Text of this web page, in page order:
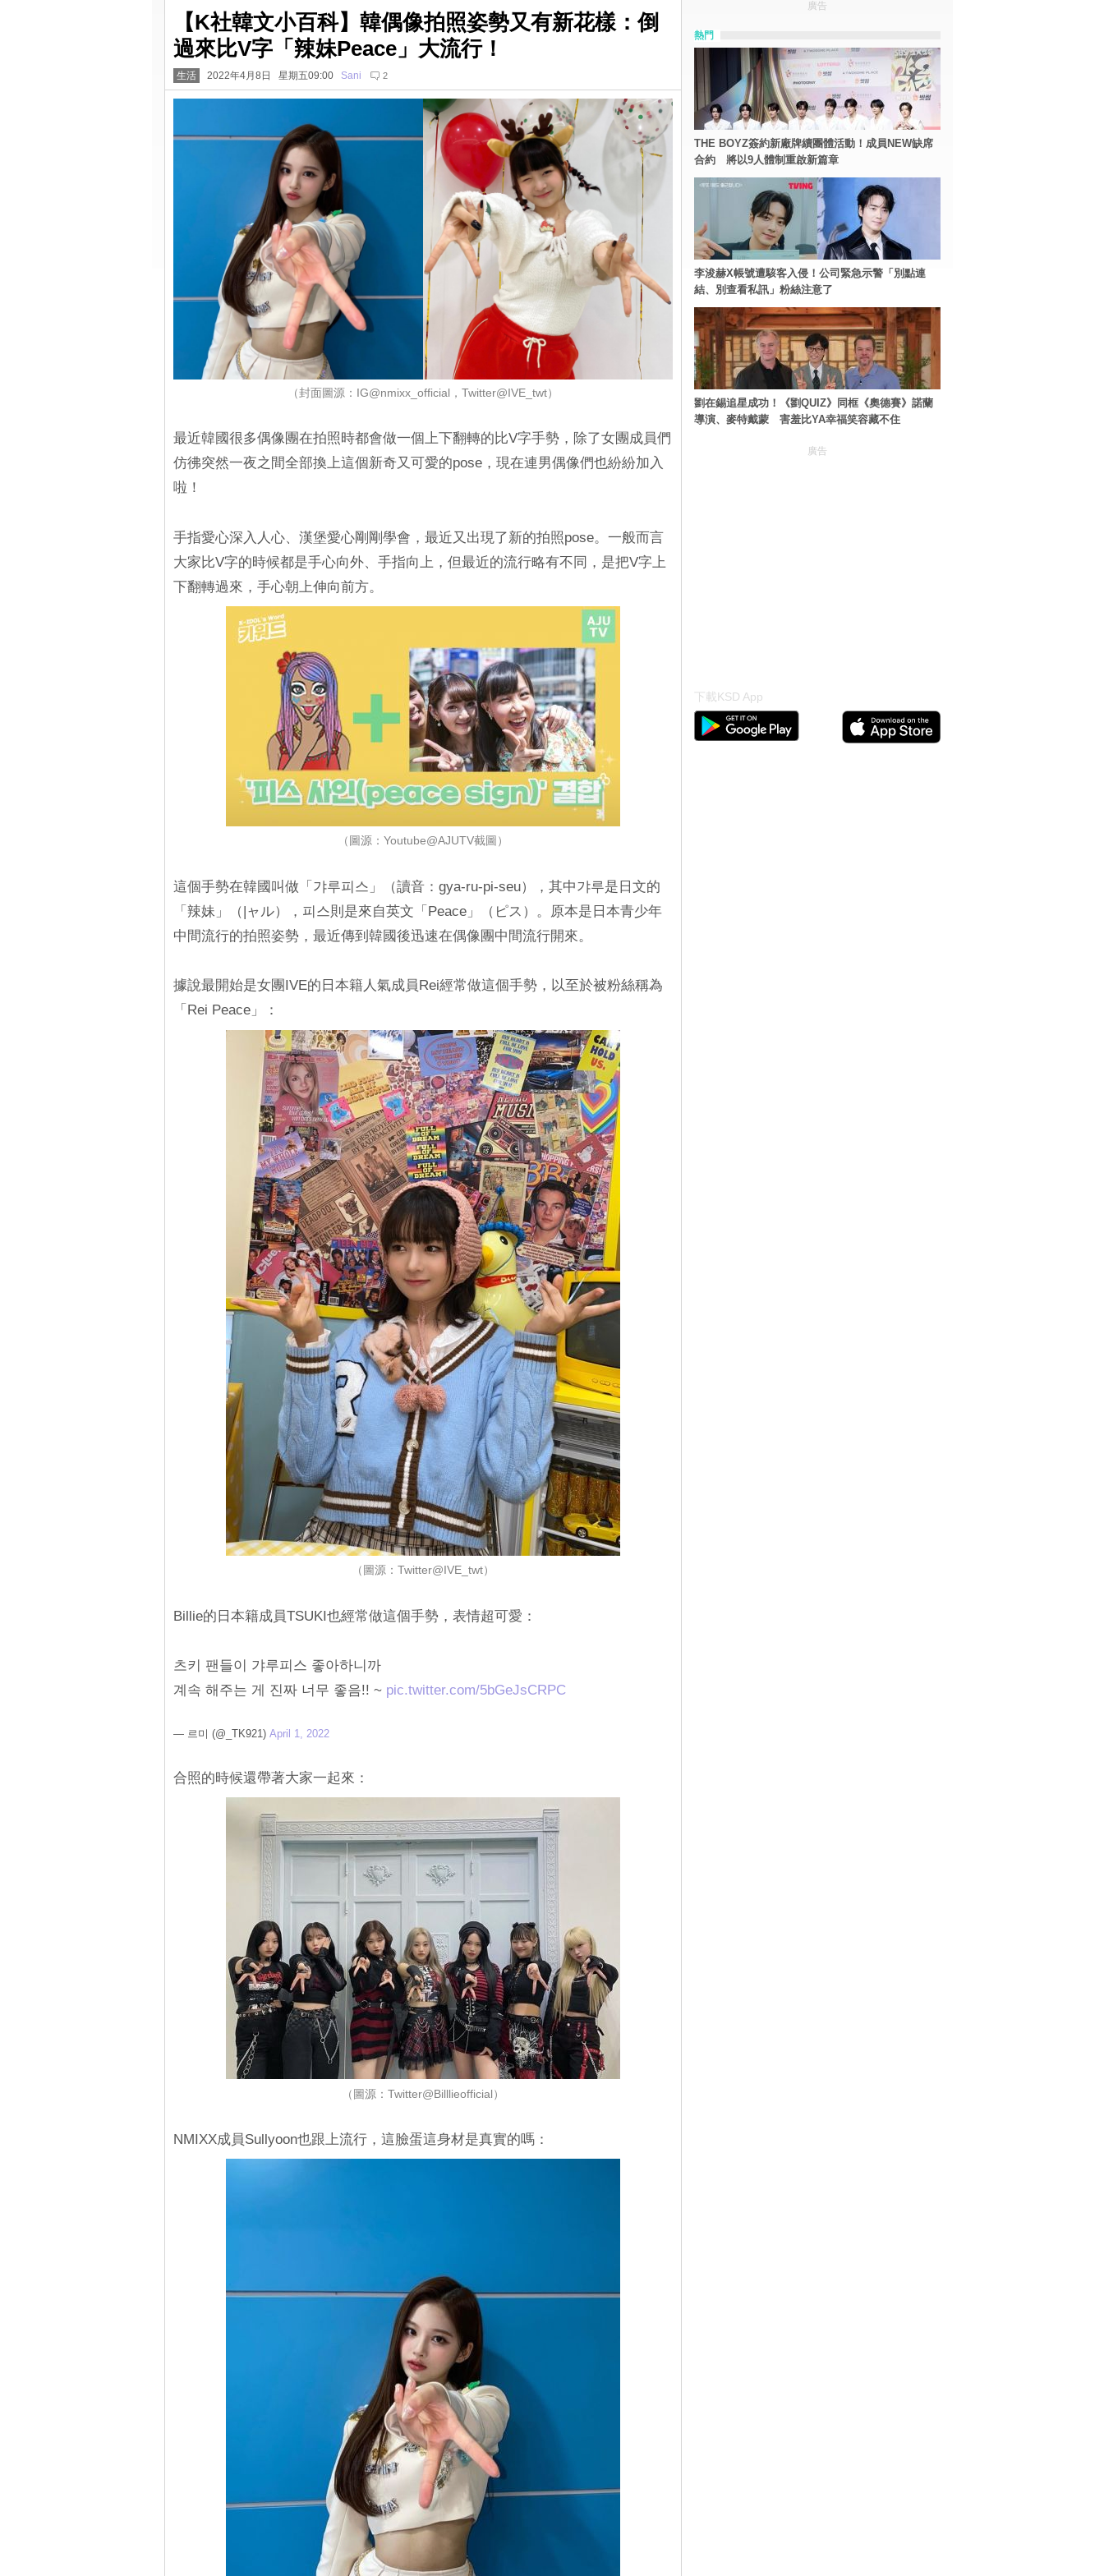
【K社韓文小百科】韓偶像拍照姿勢又有新花樣：倒
過來比V字「辣妹Peace」大流行！
生活 2022年4月8日 星期五09:00 Sani 2
（封面圖源：IG@nmixx_official，Twitter@IVE_twt）
最近韓國很多偶像團在拍照時都會做一個上下翻轉的比V字手勢，除了女團成員們
仿彿突然一夜之間全部換上這個新奇又可愛的pose，現在連男偶像們也紛紛加入
啦！
手指愛心深入人心、漢堡愛心剛剛學會，最近又出現了新的拍照pose。一般而言
大家比V字的時候都是手心向外、手指向上，但最近的流行略有不同，是把V字上
下翻轉過來，手心朝上伸向前方。
（圖源：Youtube@AJUTV截圖）
這個手勢在韓國叫做「갸루피스」（讀音：gya-ru-pi-seu），其中갸루是日文的
「辣妹」（|ャル），피스則是來自英文「Peace」（ピス）。原本是日本青少年
中間流行的拍照姿勢，最近傳到韓國後迅速在偶像團中間流行開來。
據說最開始是女團IVE的日本籍人氣成員Rei經常做這個手勢，以至於被粉絲稱為
「Rei Peace」：
（圖源：Twitter@IVE_twt）
Billie的日本籍成員TSUKI也經常做這個手勢，表情超可愛：
츠키 팬들이 갸루피스 좋아하니까
계속 해주는 게 진짜 너무 좋음!! ~ pic.twitter.com/5bGeJsCRPC
— 르미 (@_TK921) April 1, 2022
合照的時候還帶著大家一起來：
（圖源：Twitter@Billlieofficial）
NMIXX成員Sullyoon也跟上流行，這臉蛋這身材是真實的嗎：
廣告
熱門
THE BOYZ簽約新廠牌續團體活動！成員NEW缺席
合約 將以9人體制重啟新篇章
李浚赫X帳號遭駭客入侵！公司緊急示警「別點連
結、別查看私訊」粉絲注意了
劉在錫追星成功！《劉QUIZ》同框《奧德賽》諾蘭
導演、麥特戴蒙 害羞比YA幸福笑容藏不住
廣告
下載KSD App